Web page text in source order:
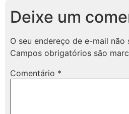
Deixe um
O seu endereço de e-mail não
Campos obrigatórios são
Comentário *